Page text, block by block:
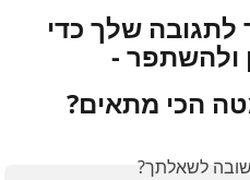
לתגובה שלך כדי
ולהשתפר -
הכי מתאים?
לשאלתך?